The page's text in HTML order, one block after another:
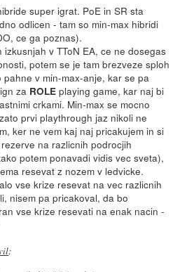
super igrat. PoE in SR sta
odlicen - tam so min-max hibridi
ce ga poznas).
izkusnjah v TToN EA, ce ne dosegas
potem se je tam brezveze sploh
v min-max-anje, kar se pa
za ROLEplaying game, kar naj bi
crkami. Min-max se mocno
prvi playthrough jaz nikoli ne
ker ne vem kaj naj pricakujem in si
na razlicnih podrocjih
potem ponavadi vidis vec sveta),
resevat z nozem v ledvicke.
vse krize resevat na vec razlicnih
nisem pa pricakoval, da bo
vse krize resevati na enak nacin -
: